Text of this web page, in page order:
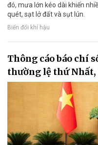
đó, mưa lớn kéo dài khiến
quét, sạt lở đất và sụt lún.
Biến đổi khí hậu
Thông cáo báo chí
thường lệ thứ Nhất,